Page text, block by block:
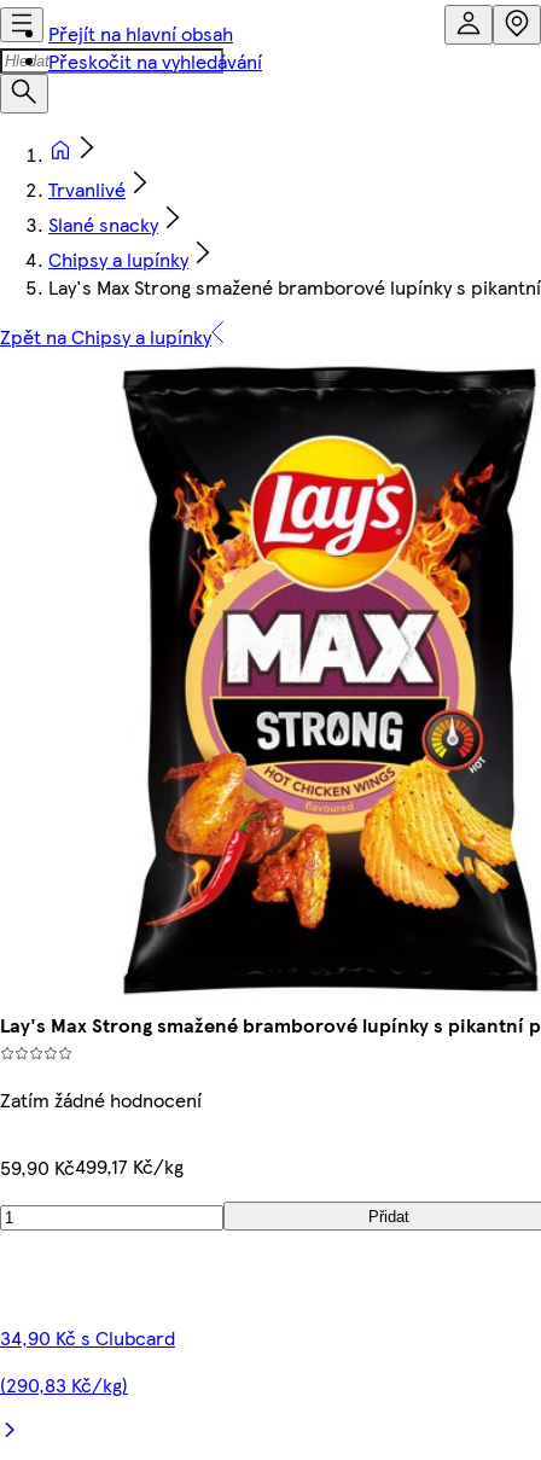
Přejít na hlavní obsah
Přeskočit na vyhledávání
Trvanlivé
Slané snacky
Chipsy a lupínky
Lay's Max Strong smažené bramborové lupínky s
Zpět na Chipsy a lupínky
Lay's Max Strong smažené bramborové lupínky s pikantní
Zatím žádné hodnocení
59,90 Kč499,17 Kč/kg
Přidat
34,90 Kč s Clubcard
(290,83 Kč/kg)